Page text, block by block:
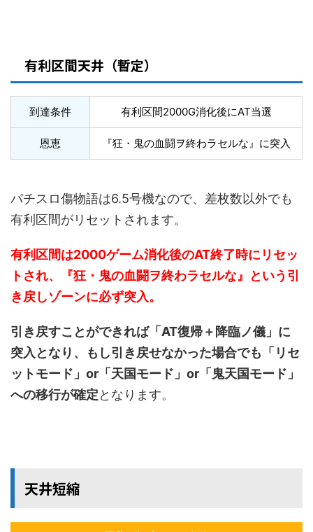
有利区間天井（暫定）
到達条件 有利区間2000G消化後にAT当選
恩恵 『狂・鬼の血闘ヲ終わラセルな』に突入
パチスロ傷物語は6.5号機なので、差枚数以外でも
有利区間がリセットされます。
有利区間は2000ゲーム消化後のAT終了時にリセッ
トされ、『狂・鬼の血闘ヲ終わラセルな』という引
き戻しゾーンに必ず突入。
引き戻すことができれば「AT復帰＋降臨ノ儀」に
突入となり、もし引き戻せなかった場合でも「リセ
ットモード」or「天国モード」 or「鬼天国モード」
への移行が確定となります。
天井短縮